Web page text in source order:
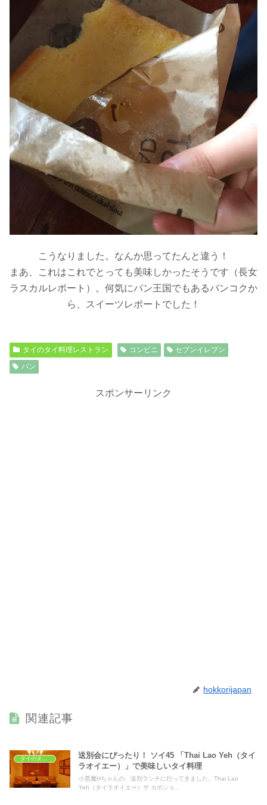
こうなりました。なんか思ってたんと違う！
まあ、これはこれでとっても美味しかったそうです（長女
ラスカルレポート）。何気にパン王国でもあるバンコクか
ら、スイーツレポートでした！
タイのタイ料理レストラン コンビニ
セブンイレブン
パン
スポンサーリンク
hokkorijapan
関連記事
送別会にぴったり！ ソイ45 「Thai Lao Yeh（タイ
ラオイエー）」で美味しいタイ料理
小悪魔Hちゃんの、送別ランチに行ってきました。Thai Lao
Yeh（タイラオイエー）ザ カボショ...